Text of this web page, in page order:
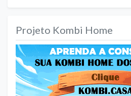
Projeto Kombi Home